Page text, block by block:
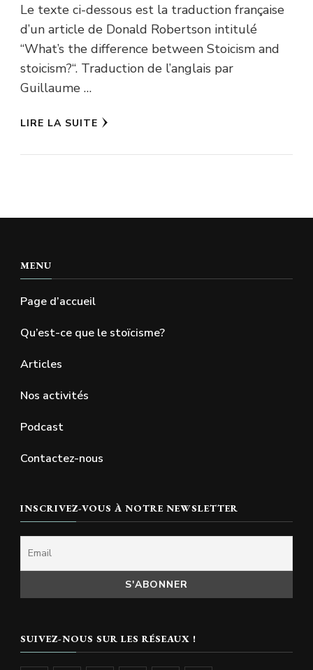
Le texte ci-dessous est la traduction française
d’un article de Donald Robertson intitulé
“What’s the difference between Stoicism and
stoicism?“. Traduction de l’anglais par
Guillaume …
LIRE LA SUITE
MENU
Page d’accueil
Qu’est-ce que le stoïcisme?
Articles
Nos activités
Podcast
Contactez-nous
INSCRIVEZ-VOUS À NOTRE NEWSLETTER
SUIVEZ-NOUS SUR LES RÉSEAUX !